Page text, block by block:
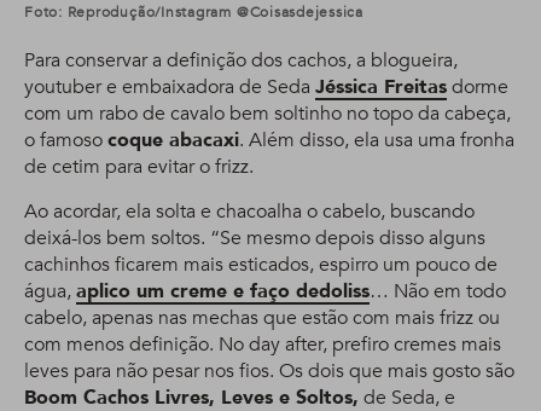
Foto: Reprodução/Instagram @coisasdejessica
Para conservar a definição dos cachos, a blogueira,
youtuber e embaixadora de Seda Jéssica Freitasdorme
com um rabo de cavalo bem soltinho no topo da cabeça,
o famosocoque abacaxi. Além disso, ela usa uma fronha
de cetim para evitar o frizz.
Ao acordar, ela solta e chacoalha o cabelo, buscando
deixá-los bem soltos. “Se mesmo depois disso alguns
cachinhos ficarem mais esticados, espirro um pouco de
água,aplico um creme e faço dedoliss… Não em todo
cabelo, apenas nas mechas que estão com mais frizz ou
com menos definição. No day after, prefiro cremes mais
leves para não pesar nos fios. Os dois que mais gosto são
Boom Cachos Livres, Leves e Soltos, de Seda, e